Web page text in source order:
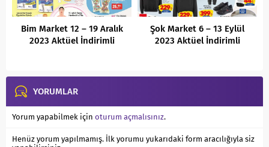
Bim Market 12 – 19 Aralık
2023 Aktüel İndirimli
Şok Market 6 – 13 Eylül
2023 Aktüel İndirimli
YORUMLAR
Yorum yapabilmek için oturum açmalısınız.
Henüz yorum yapılmamış. İlk yorumu yukarıdaki form aracılığıyla siz